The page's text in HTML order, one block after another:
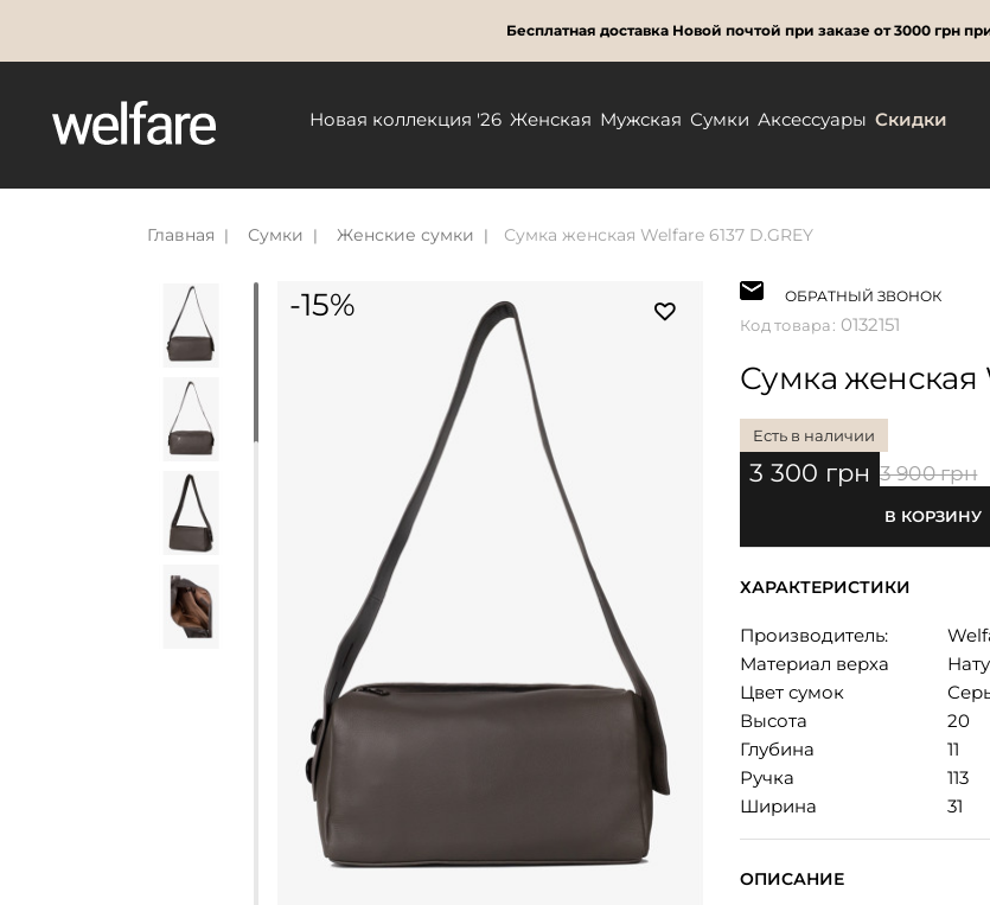
Бесплатная доставка Новой почтой при заказе от 3000 грн
Новая коллекция '26 Женская Мужская Сумки Аксессуары Скидки
Главная Сумки Женские сумки Сумка женская Welfare 6137 D.GREY
-15% ОБРАТНЫЙ ЗВОНОК
Код товара: 0132151
Сумка женская
Есть в наличии
3 300 грн 3 900 грн
В КОРЗИНУ
ХАРАКТЕРИСТИКИ
Производитель:
Материал верха
Цвет сумок
Высота
20
Глубина
11
Ручка
113
Ширина
31
ОПИСАНИЕ